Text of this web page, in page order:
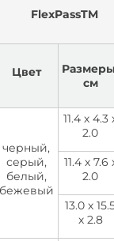
FlexPassTM
Цвет
см
черный,
серый,
белый,
бежевый
11.4 х 4.3
2.0
11.4 х 7.6
2.0
13.0 х
х 2.8